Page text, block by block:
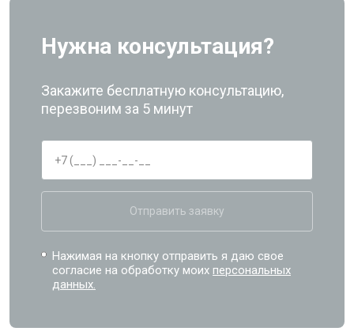
Нужна консультация?
Закажите бесплатную консультацию,
перезвоним за 5 минут
Отправить заявку
Нажимая на кнопку отправить я даю свое
согласие на обработку моихперсональных
данных.